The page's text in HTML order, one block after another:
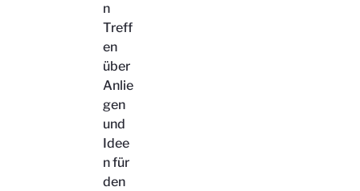
n
Treff
en
über
Anlie
gen
und
Idee
n für
den